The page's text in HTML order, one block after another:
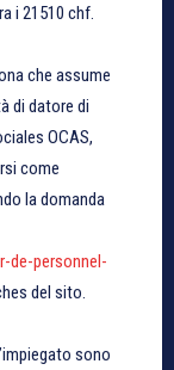
i 21510 chf.
che assume
di datore di
OCAS,
come
la domanda
de-personnel-
del sito.
sono